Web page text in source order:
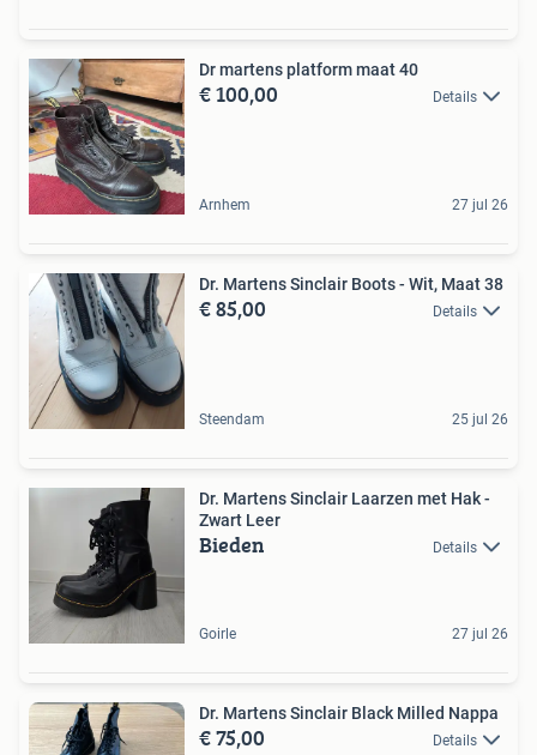
Dr martens platform maat 40
€ 100,00 Details
Arnhem 27 jul 26
Dr. Martens Sinclair Boots - Wit, Maat 38
€ 85,00 Details
Steendam 25 jul 26
Dr. Martens Sinclair Laarzen met Hak -
Zwart Leer
Bieden Details
Goirle 27 jul 26
Dr. Martens Sinclair Black Milled Nappa
€ 75,00 Details